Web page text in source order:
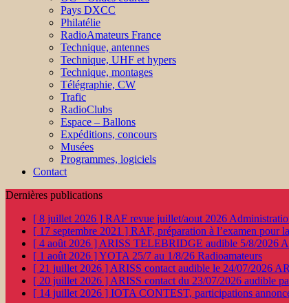
Pays DXCC
Philatélie
RadioAmateurs France
Technique, antennes
Technique, UHF et hypers
Technique, montages
Télégraphie, CW
Trafic
RadioClubs
Espace – Ballons
Expéditions, concours
Musées
Programmes, logiciels
Contact
Dernières publications
[ 8 juillet 2026 ] RAF revue juillet/aout 2026
[ 17 septembre 2021 ] RAF, préparation à l’examen pour
[ 4 août 2026 ] ARISS TELEBRIDGE audible 5/8/2026
[ 1 août 2026 ]YOTA 25/7 au 1/8/26 Radioamateurs
[ 21 juillet 2026 ] ARISS contact audible le 24/07/2026
[ 20 juillet 2026 ] ARISS contact du 23/07/2026 audible
[ 14 juillet 2026 ] IOTA CONTEST, participations